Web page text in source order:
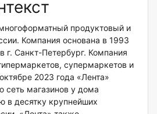
продуктовый и
Компания основана в 1993
г. Санкт-Петербург. Компания
супермаркетов и
2023 года «Лента»
сеть магазинов у дома
в десятку крупнейших